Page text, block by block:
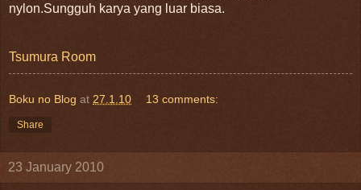
nylon.Sungguh karya yang luar biasa.
Tsumura Room
Boku no Blog at 27.1.10 13 comments:
Share
23 January 2010